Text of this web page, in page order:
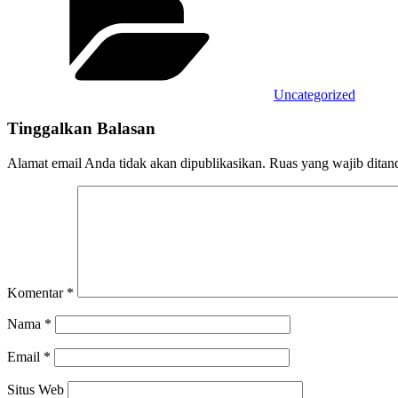
Uncategorized
Tinggalkan Balasan
Alamat email Anda tidak akan dipublikasikan. Ruas yang wajib
Komentar *
Nama *
Email *
Situs Web